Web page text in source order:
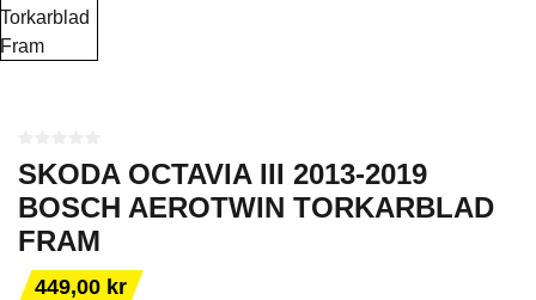
SKODA OCTAVIA III 2013-2019
BOSCH AEROTWIN TORKARBLAD
FRAM
449,00 kr